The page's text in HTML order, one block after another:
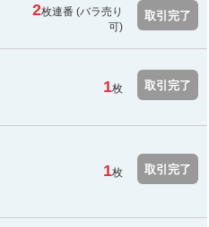
2枚連番 (バラ売り
可)
取引完了
1枚 取引完了
1枚 取引完了